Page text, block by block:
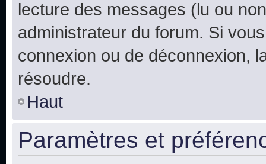
lecture des messages (lu ou
administrateur du forum. Si
connexion ou de déconnexion,
résoudre.
Haut
Paramètres et